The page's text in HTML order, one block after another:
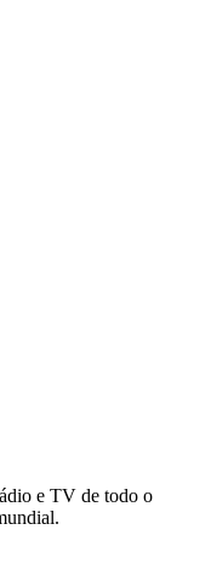
e TV de todo o